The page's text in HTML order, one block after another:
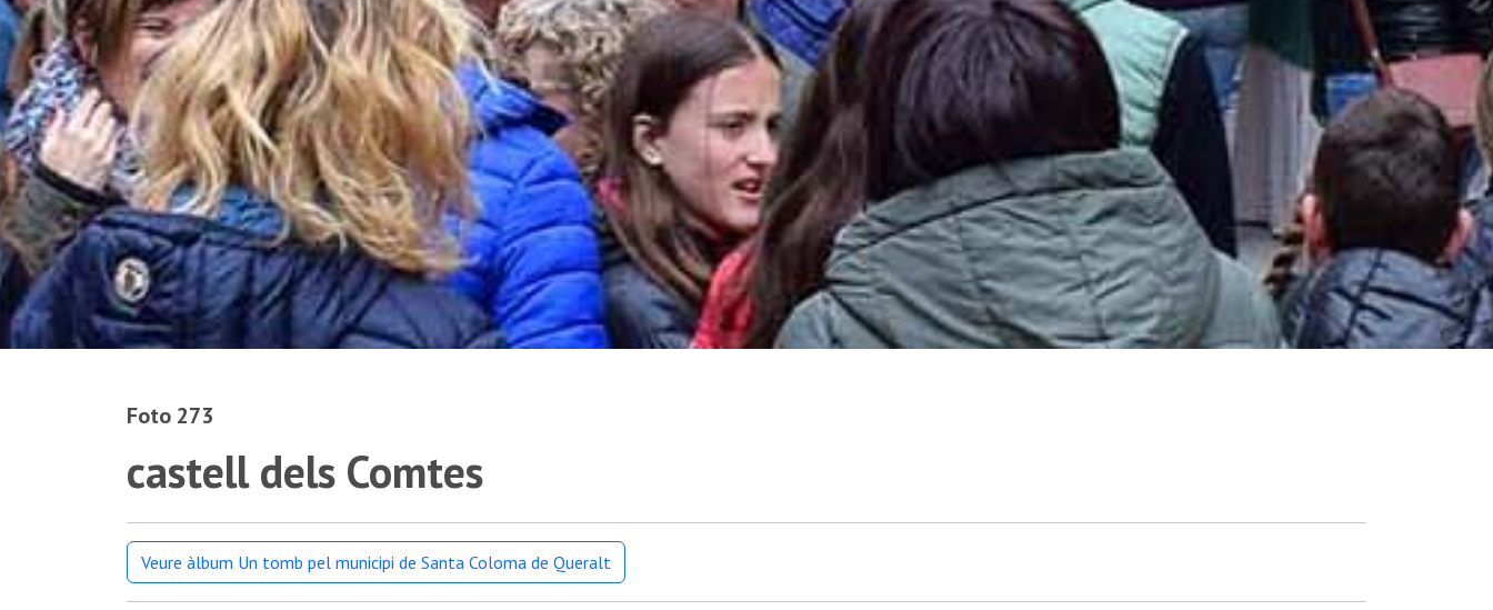
Foto 273
castell dels Comtes
Veure àlbum Un tomb pel municipi de Santa Coloma de Queralt